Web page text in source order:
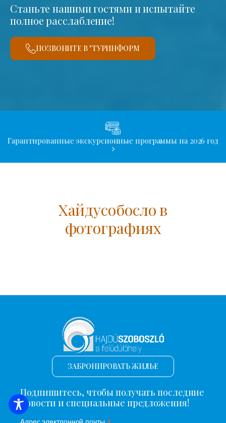
Станьте нашими гостями и испытайте
полное расслабление!
ПОЗВОНИТЕ В "ТУРИНФОРМ
Гарантированные экскурсионные программы на 2026 год
Хайдусобосло в
фотографиях
ПОИСК ЖИЛЬЯ
ЗАБРОНИРОВАТЬ ЖИЛЬЕ
Подпишитесь, чтобы получать последние
новости и специальные предложения!